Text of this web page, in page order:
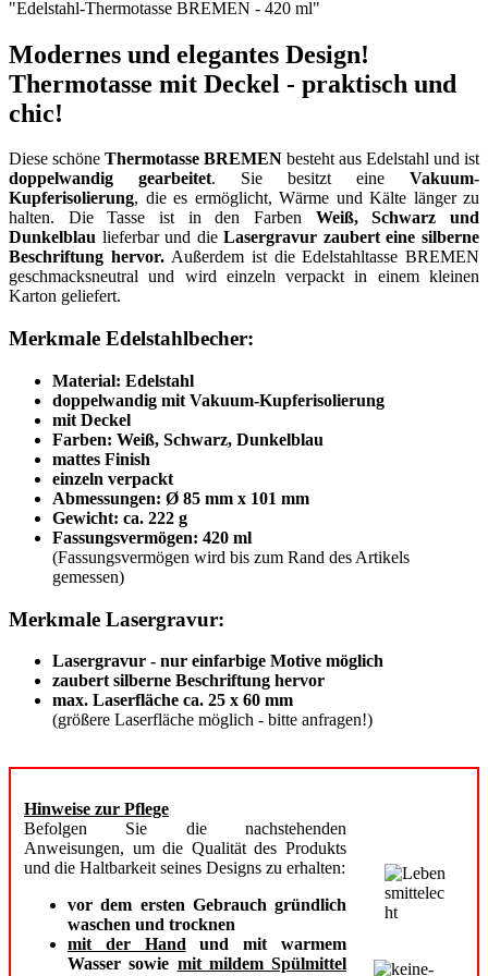
"Edelstahl-Thermotasse BREMEN - 420 ml"
Modernes und elegantes Design!
Thermotasse mit Deckel - praktisch und
chic!
Diese schöne Thermotasse BREMEN besteht aus Edelstahl und ist
doppelwandig gearbeitet. Sie besitzt eine Vakuum-
Kupferisolierung, die es ermöglicht, Wärme und Kälte länger zu
halten. Die Tasse ist in den Farben Weiß, Schwarz und
Dunkelblau lieferbar und dieLasergravur zaubert eine silberne
Beschriftung hervor.Außerdem ist die Edelstahltasse BREMEN
geschmacksneutral und wird einzeln verpackt in einem kleinen
Karton geliefert.
Merkmale Edelstahlbecher:
Material: Edelstahl
doppelwandig mit Vakuum-Kupferisolierung
mit Deckel
Farben: Weiß, Schwarz, Dunkelblau
mattes Finish
einzeln verpackt
Abmessungen: Ø 85 mm x 101 mm
Gewicht: ca. 222 g
Fassungsvermögen: 420 ml
(Fassungsvermögen wird bis zum Rand des Artikels
gemessen)
Merkmale Lasergravur:
Lasergravur - nur einfarbige Motive möglich
zaubert silberne Beschriftung hervor
max. Laserfläche ca. 25 x 60 mm
(größere Laserfläche möglich - bitte anfragen!)
Hinweise zur Pflege
Befolgen Sie die nachstehenden
Anweisungen, um die Qualität des Produkts
und die Haltbarkeit seines Designs zu erhalten:
vor dem ersten Gebrauch gründlich
waschen und trocknen
mit der Hand und mit warmem
Wasser sowie mit mildem Spülmittel